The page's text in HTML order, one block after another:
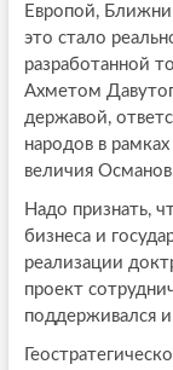
Европой,
это стало
разработанной
Ахметом
державой,
народов в
величия
Надо признать,
бизнеса и
реализации
проект
поддерживался